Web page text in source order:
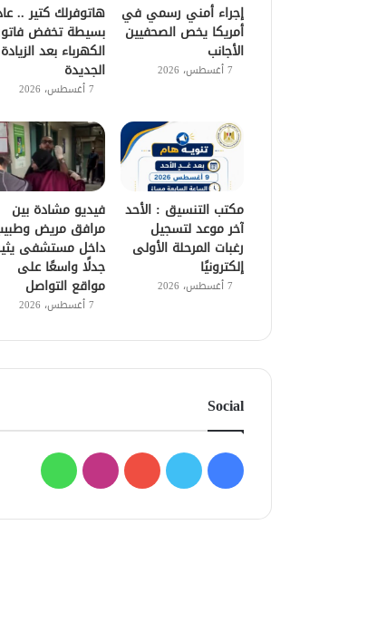
إجراء أمني رسمي في
أمريكا يخص الصحفيين
الأجانب
7 أغسطس، 2026
هاتوفرلك كتير ..
بسيطة تخفض
الكهرباء بعد الزيادة
الجديدة
7 أغسطس، 2026
مكتب التنسيق : الأحد
آخر موعد لتسجيل
رغبات المرحلة الأولى
إلكترونيًا
7 أغسطس، 2026
فيديو مشادة بين
مرافق مريض
داخل مستشفى
جدلًا واسعًا على
مواقع التواصل
7 أغسطس، 2026
Social
فيسبوك
تويتر يوتيوبانستقرامواتساب